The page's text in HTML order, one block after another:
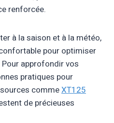
renforcée.
à la saison et à la météo,
pour optimiser
approfondir vos
pratiques pour
commeXT125
de précieuses